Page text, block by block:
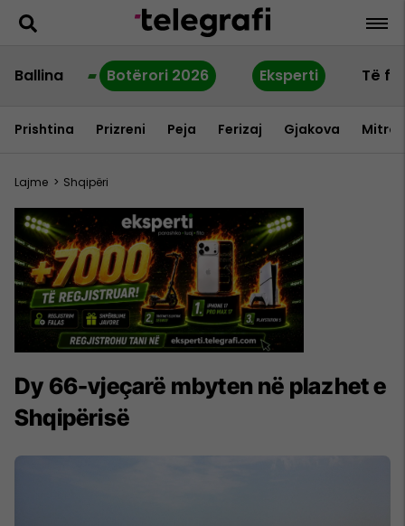
Ballina Botërori 2026 Eksperti Të
Prishtina Prizreni Peja Ferizaj Gjakova
Lajme > Shqipëri
Dy 66-vjeçarë mbyten në plazhet e
Shqipërisë